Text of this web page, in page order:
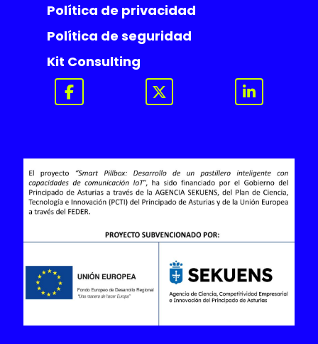
Política de privacidad
Política de seguridad
Kit Consulting